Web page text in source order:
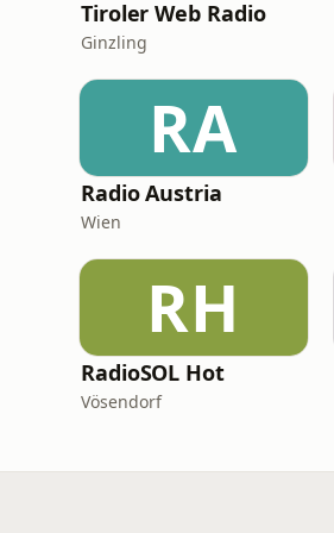
Tiroler Web Radio
Ginzling
RA
Radio Austria
Wien
RH
RadioSOL Hot
Vösendorf